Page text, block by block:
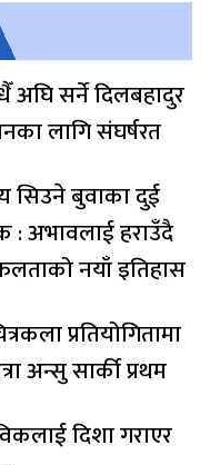
सर्ने दिलबहादुर
लागि संघर्षरत
सिउने बुवाका दुई
: अभावलाई हराउँदै
नयाँ इतिहास
प्रतियोगितामा
अन्सु सार्की प्रथम
दिशा गराएर